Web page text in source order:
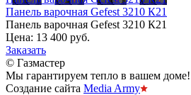
Панель варочная Gefest 3210 К21
Панель варочная Gefest 3210 К21
Цена: 13 400 руб.
Заказать
© Газмастер
Мы гарантируем тепло в вашем доме!
Создание сайта Media Army